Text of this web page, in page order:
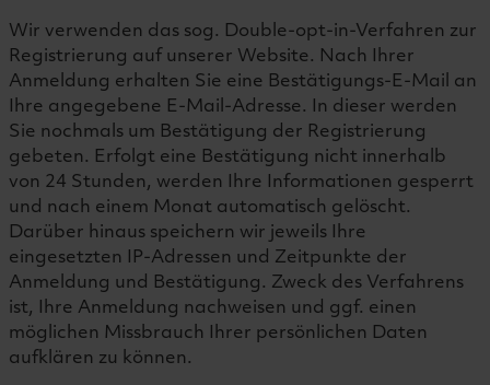
Wir verwenden das sog. Double-opt-in-Verfahren zur
Registrierung auf unserer Website. Nach Ihrer
Anmeldung erhalten Sie eine Bestätigungs-E-Mail an
Ihre angegebene E-Mail-Adresse. In dieser werden
Sie nochmals um Bestätigung der Registrierung
gebeten. Erfolgt eine Bestätigung nicht innerhalb
von 24 Stunden, werden Ihre Informationen gesperrt
und nach einem Monat automatisch gelöscht.
Darüber hinaus speichern wir jeweils Ihre
eingesetzten IP-Adressen und Zeitpunkte der
Anmeldung und Bestätigung. Zweck des Verfahrens
ist, Ihre Anmeldung nachweisen und ggf. einen
möglichen Missbrauch Ihrer persönlichen Daten
aufklären zu können.